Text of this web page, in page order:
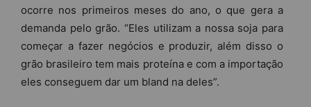
ocorre nos primeiros meses do ano, o que gera a
demanda pelo grão. “Eles utilizam a nossa soja para
começar a fazer negócios e produzir, além disso o
grão brasileiro tem mais proteína e com a importação
eles conseguem dar um bland na deles”.